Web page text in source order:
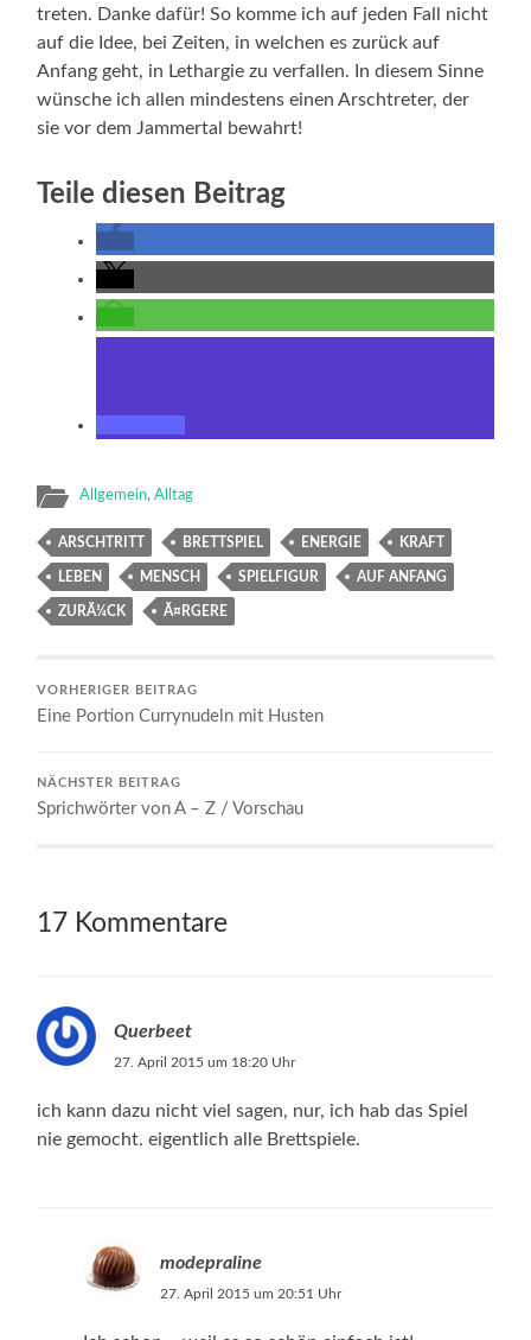
treten. Danke dafür! So komme ich auf jeden Fall nicht
auf die Idee, bei Zeiten, in welchen es zurück auf
Anfang geht, in Lethargie zu verfallen. In diesem Sinne
wünsche ich allen mindestens einen Arschtreter, der
sie vor dem Jammertal bewahrt!
Teile diesen Beitrag
Allgemein,Alltag
ARSCHTRITT BRETTSPIEL ENERGIE KRAFT
LEBEN MENSCH SPIELFIGUR AUF ANFANG
ZURÃ¼CK Ã¤RGERE
VORHERIGER BEITRAG
Eine Portion Currynudeln mit Husten
NÄCHSTER BEITRAG
Sprichwörter von A – Z / Vorschau
17 Kommentare
Querbeet
27. April 2015 um 18:20 Uhr
ich kann dazu nicht viel sagen, nur, ich hab das Spiel
nie gemocht. eigentlich alle Brettspiele.
modepraline
27. April 2015 um 20:51 Uhr